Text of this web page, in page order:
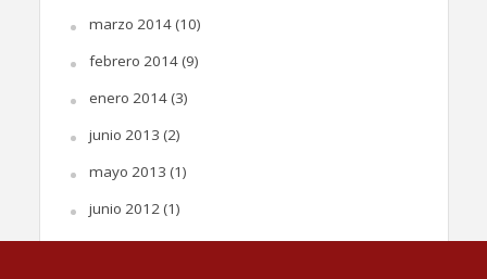
marzo 2014(10)
febrero 2014(9)
enero 2014(3)
junio 2013 (2)
mayo 2013 (1)
junio 2012(1)